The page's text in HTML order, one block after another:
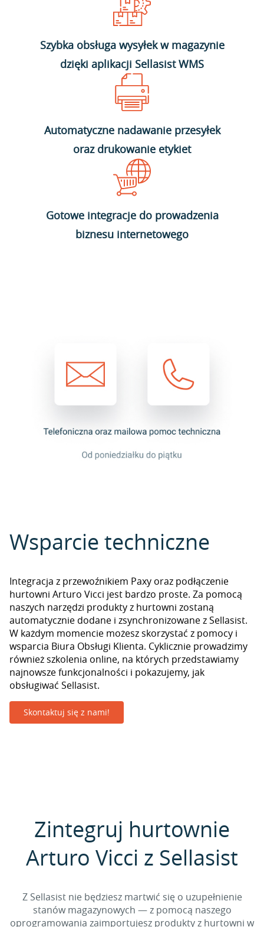
Szybka obsługa wysyłek w magazynie
dzięki aplikacji Sellasist WMS
Automatyczne nadawanie przesyłek
oraz drukowanie etykiet
Gotowe integracje do prowadzenia
biznesu internetowego
Wsparcie techniczne
Integracja z przewoźnikiem Paxy oraz podłączenie
hurtowni Arturo Vicci jest bardzo proste. Za pomocą
naszych narzędzi produkty z hurtowni zostaną
automatycznie dodane i zsynchronizowane z Sellasist.
W każdym momencie możesz skorzystać z pomocy i
wsparcia Biura Obsługi Klienta. Cyklicznie prowadzimy
również szkolenia online, na których przedstawiamy
najnowsze funkcjonalności i pokazujemy, jak
obsługiwać Sellasist.
Skontaktuj się z nami!
Zintegruj hurtownie
Arturo Vicci z Sellasist
Z Sellasist nie będziesz martwić się o uzupełnienie
stanów magazynowych — z pomocą naszego
oprogramowania zaimportujesz produkty z hurtowni w